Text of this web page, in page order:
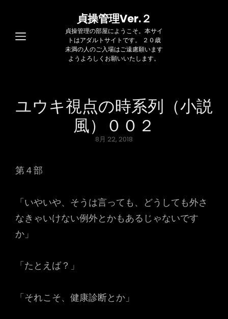
貞操管理Ver.２
貞操管理の部屋にようこそ。本サイ
トはアダルトサイトです。 ２０歳
未満の人のご入場はご遠慮願います
ようよろしくお願いいたします。
ユウキ視点の時系列（小説
風）００２
Posted
8月 22, 2018
第４部
「いやいや、そうは言っても、どうしても外さ
なきゃいけない例外とかもあるじゃないです
か」
「たとえば？」
「それこそ、健康診断とか」